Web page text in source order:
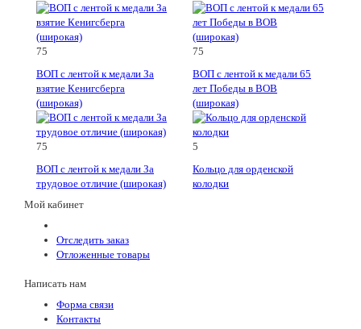
75
ВОП с лентой к медали За
взятие Кенигсберга
(широкая)
75
ВОП с лентой к медали 65
лет Победы в ВОВ
(широкая)
75
ВОП с лентой к медали За
трудовое отличие (широкая)
5
Кольцо для орденской
колодки
Мой кабинет
Отследить заказ
Отложенные товары
Написать нам
Форма связи
Контакты